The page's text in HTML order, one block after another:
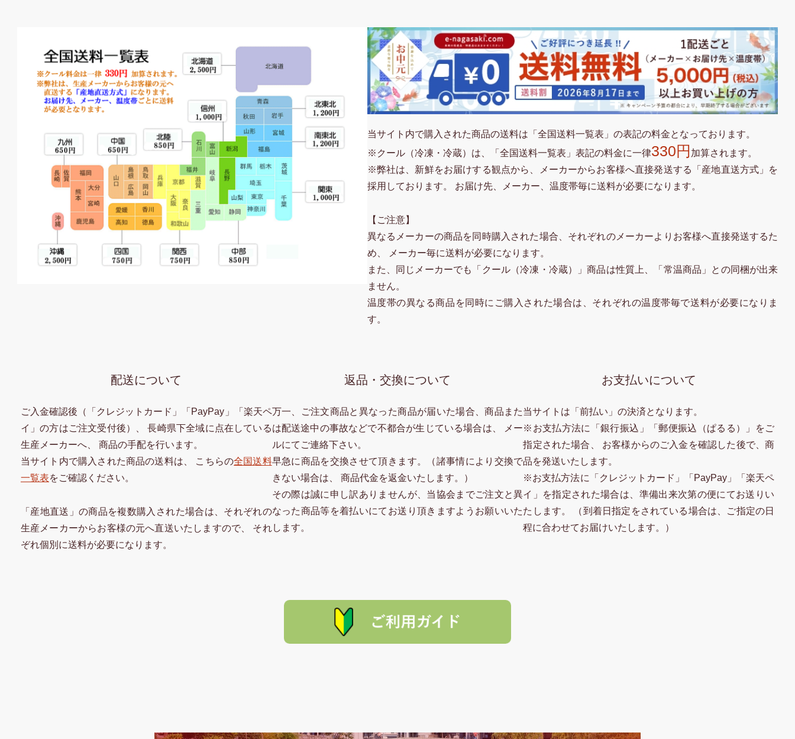
当サイト内で購入された商品の送料は「全国送料一覧表」の表記の料金となっております。
※クール（冷凍・冷蔵）は、「全国送料一覧表」表記の料金に一律330円 加算されます。
※弊社は、新鮮をお届けする観点から、メーカーからお客様へ直接発送する「産地直送方式」を
採用しております。 お届け先、メーカー、温度帯毎に送料が必要になります。
【ご注意】
異なるメーカーの商品を同時購入された場合、それぞれのメーカーよりお客様へ直接発送するた
め、 メーカー毎に送料が必要になります。
また、同じメーカーでも「クール（冷凍・冷蔵）」商品は性質上、「常温商品」との同梱が出来
ません。
温度帯の異なる商品を同時にご購入された場合は、それぞれの温度帯毎で送料が必要になりま
す。
配送について
ご入金確認後（「クレジットカード」「PayPay」「楽天ペ
イ」の方はご注文受付後）、 長崎県下全域に点在している
生産メーカーへ、 商品の手配を行います。
当サイト内で購入された商品の送料は、 こちらの全国送料
一覧表をご確認ください。
「産地直送」の商品を複数購入された場合は、それぞれの
生産メーカーからお客様の元へ直送いたしますので、 それ
ぞれ個別に送料が必要になります。
返品・交換について
万一、ご注文商品と異なった商品が届いた場合、商品また
は配送途中の事故などで不都合が生じている場合は、 メー
ルにてご連絡下さい。
早急に商品を交換させて頂きます。（諸事情により交換で
きない場合は、 商品代金を返金いたします。）
その際は誠に申し訳ありませんが、当協会までご注文と異
なった商品等を着払いにてお送り頂きますようお願いいた
します。
お支払いについて
当サイトは「前払い」の決済となります。
※お支払方法に「銀行振込」「郵便振込（ぱるる）」をご
指定された場合、 お客様からのご入金を確認した後で、商
品を発送いたします。
※お支払方法に「クレジットカード」「PayPay」「楽天ペ
イ」を指定された場合は、準備出来次第の便にてお送りい
たします。 （到着日指定をされている場合は、ご指定の日
程に合わせてお届けいたします。）